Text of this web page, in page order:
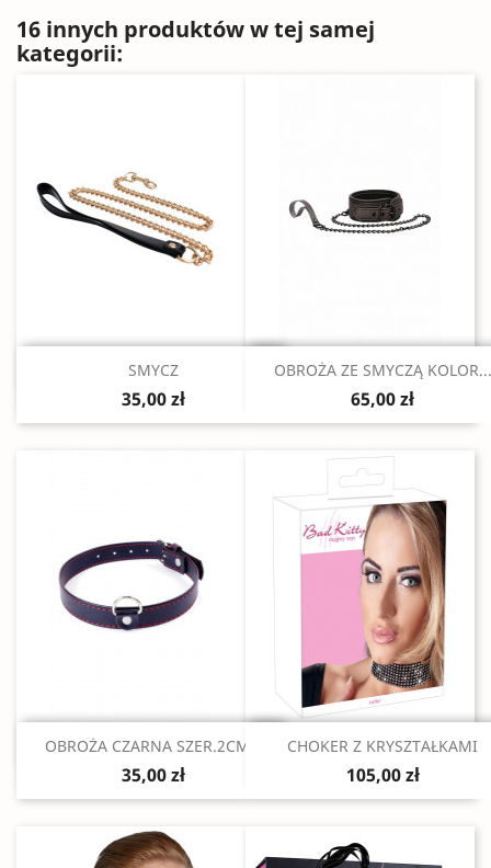
16 innych produktów w tej samej
kategorii:
Szybki podgląd
SMYCZ
35,00 zł
Szybki podgląd
OBROŻA ZE SMYCZĄ KOLOR...
65,00 zł
Szybki podgląd
OBROŻA CZARNA SZER.2CM...
35,00 zł
Szybki podgląd
CHOKER Z KRYSZTAŁKAMI
105,00 zł